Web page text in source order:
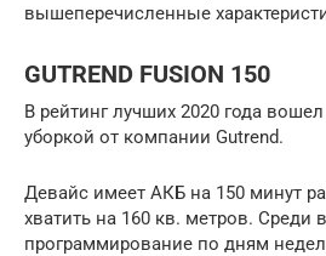
вышеперечисленные
GUTREND FUSION 150
В рейтинг лучших 2020 года
уборкой от компании Gutrend.
Девайс имеет АКБ на 150 минут
хватить на 160 кв. метров. Среди
программирование по дням